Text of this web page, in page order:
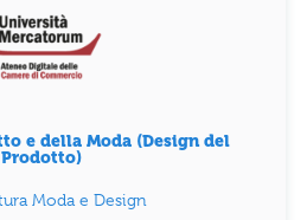
e della Moda (Design del
Prodotto)
Moda e Design